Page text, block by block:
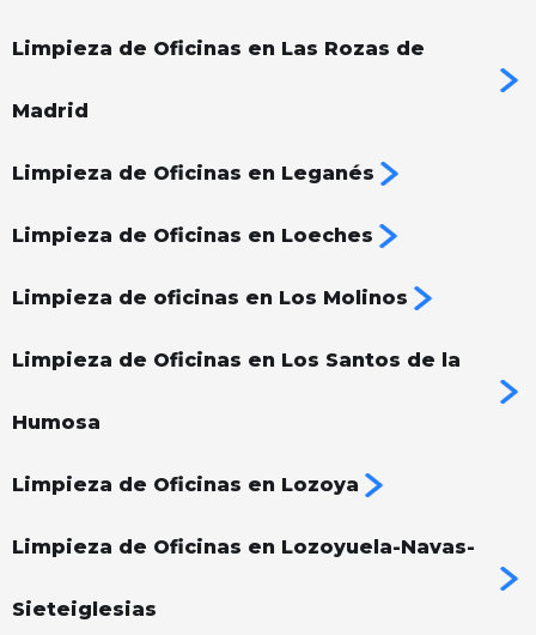
Limpieza de Oficinas en Las Rozas de
Madrid
Limpieza de Oficinas en Leganés
Limpieza de Oficinas en Loeches
Limpieza de oficinas en Los Molinos
Limpieza de Oficinas en Los Santos de la
Humosa
Limpieza de Oficinas en Lozoya
Limpieza de Oficinas en Lozoyuela-Navas-
Sieteiglesias